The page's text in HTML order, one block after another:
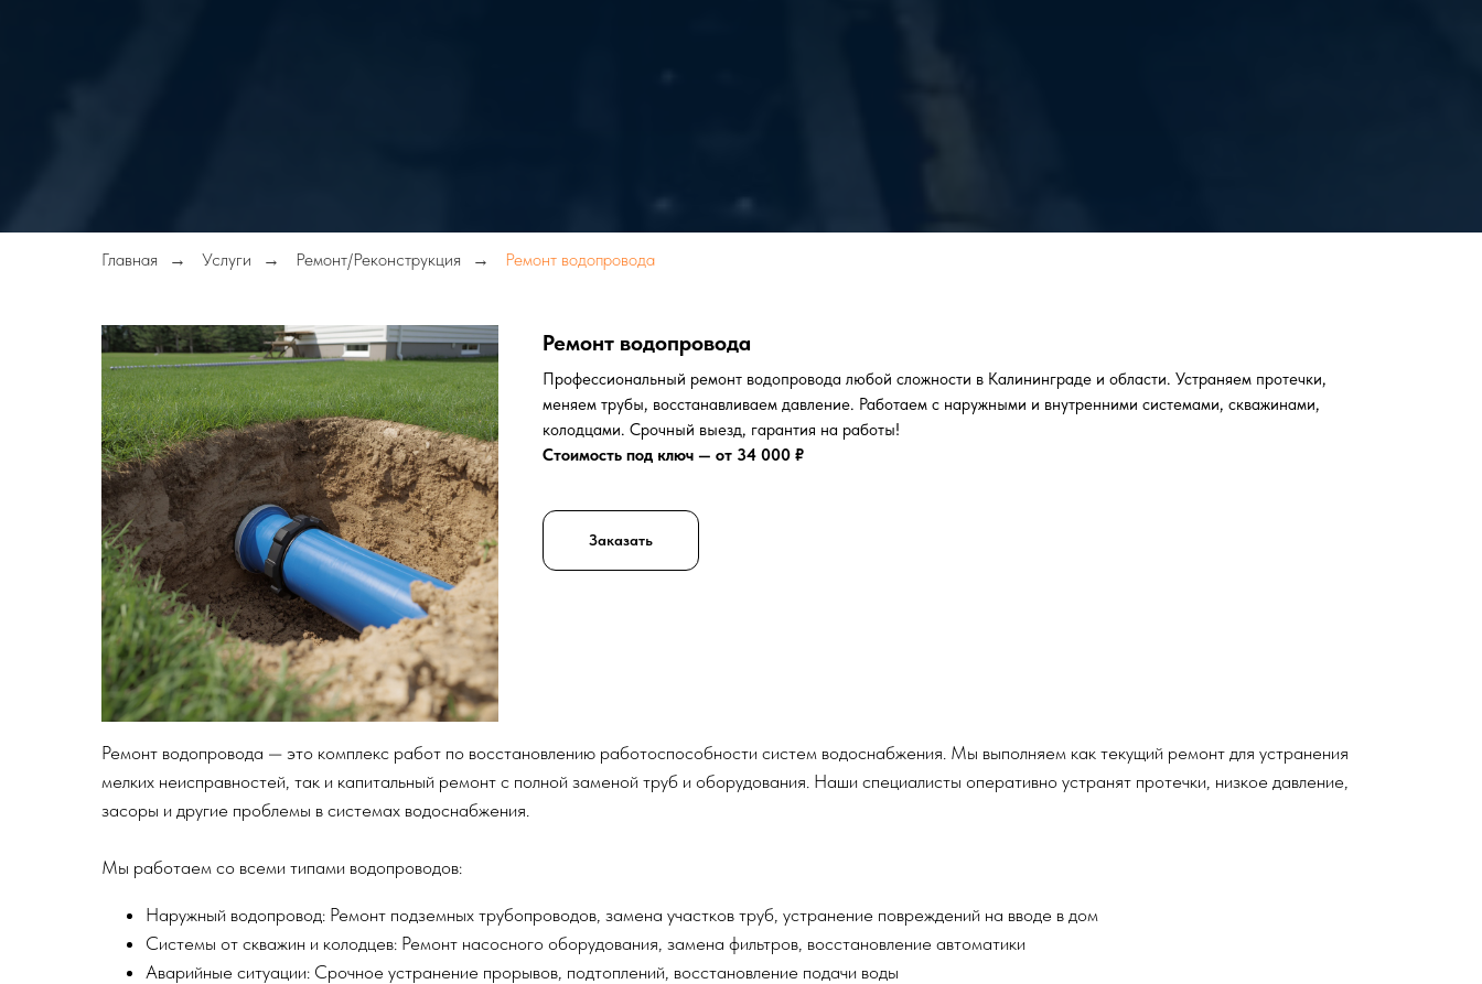
Главная → Услуги → Ремонт/Реконструкция → Ремонт водопровода
Ремонт водопровода
Заказать
Профессиональный ремонт водопровода любой сложности в Калининграде и области. Устраняем протечки,
меняем трубы, восстанавливаем давление. Работаем с наружными и внутренними системами, скважинами,
колодцами. Срочный выезд, гарантия на работы!
Стоимость под ключ — от 34 000 ₽
Ремонт водопровода — это комплекс работ по восстановлению работоспособности систем водоснабжения. Мы выполняем как текущий ремонт для устранения
мелких неисправностей, так и капитальный ремонт с полной заменой труб и оборудования. Наши специалисты оперативно устранят протечки, низкое давление,
засоры и другие проблемы в системах водоснабжения.
Мы работаем со всеми типами водопроводов:
Наружный водопровод: Ремонт подземных трубопроводов, замена участков труб, устранение повреждений на вводе в дом
Системы от скважин и колодцев: Ремонт насосного оборудования, замена фильтров, восстановление автоматики
Аварийные ситуации: Срочное устранение прорывов, подтоплений, восстановление подачи воды